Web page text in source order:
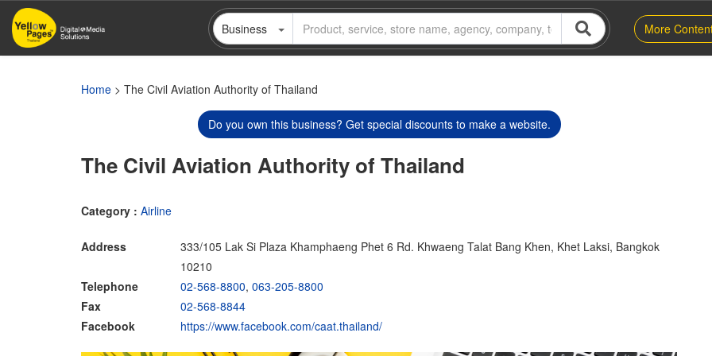
Skip
main
Business More
Home > The Civil Aviation Authority of Thailand
Do you own this business? Get special discounts to make a website.
The Civil Aviation Authority of Thailand
Category : Airline
Address
333/105 Lak Si Plaza Khamphaeng Phet 6 Rd. Khwaeng Talat Bang Khen, Khet Laksi, Bangkok
10210
Telephone
02-568-8800, 063-205-8800
Fax
02-568-8844
Facebook
https://www.facebook.com/caat.thailand/